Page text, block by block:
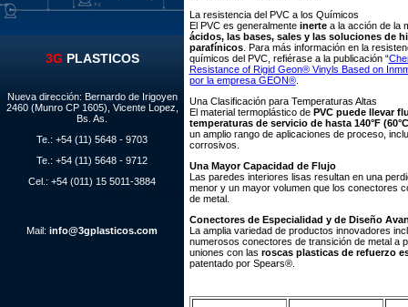
3G PLASTICOS
Nueva dirección: Bernardo de Irigoyen
2460 (Munro CP 1605), Vicente Lopez,
Bs. As.
Te.: +54 (11) 5648 - 9703
Te.: +54 (11) 5648 - 9712
Cel.: +54 (011) 15 5011-3884
Mail: info@3gplasticos.com
La resistencia del PVC a los Químicos
El PVC es generalmente inertea la acción de la
ácidos, las bases, sales y las soluciones de
parafínicos. Para más información en la
químicos del PVC, refiérase a la publicación “
Resistance of Rigid Geon® Vinyls Based on
por la empresa GEON®.
Una Clasificación para Temperaturas Altas
El material termoplástico de PVC puede llevar
temperaturas de servicio de hasta 140°F
un amplio rango de aplicaciones de proceso,
corrosivos.
Una Mayor Capacidad de Flujo
Las paredes interiores lisas resultan en una
menor y un mayor volumen que los conectores
de metal.
Conectores de Especialidad y de Diseño
La amplia variedad de productos innovadores
numerosos conectores de transición de metal a
uniones con las roscas plasticas de refuerzo
patentado por Spears®.